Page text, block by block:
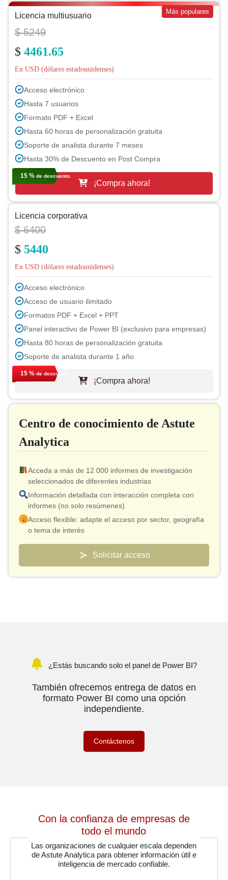
Licencia multiusuario Más populares
$ 5249
$ 4461.65
En USD (dólares estadounidenses)
Acceso electrónico
Hasta 7 usuarios
Formato PDF + Excel
Hasta 60 horas de personalización gratuita
Soporte de analista durante 7 meses
Hasta 30% de Descuento en Post Compra
15 % de descuento.
¡Compra ahora!
Licencia corporativa
$ 6400
$ 5440
En USD (dólares estadounidenses)
Acceso electrónico
Acceso de usuario ilimitado
Formatos PDF + Excel + PPT
Panel interactivo de Power BI (exclusivo para empresas)
Hasta 80 horas de personalización gratuita
Soporte de analista durante 1 año
Actualización gratuita del informe en el próximo ciclo
Actualización gratuita de la industria (dentro de 180 días)
Hasta 40% de Descuento en Post Compra
15 % de descuento.
¡Compra ahora!
Centro de conocimiento de Astute
Analytica
Acceda a más de 12 000 informes de investigación
seleccionados de diferentes industrias
Información detallada con interacción completa con
informes (no solo resúmenes)
Acceso flexible: adapte el acceso por sector, geografía
o tema de interés
Modelo de precios inteligente: costo efectivo desde tan
solo $10 por informe
Conexión de analista incluida para validación y
aclaraciones rápidas
Solicitar acceso
¿Estás buscando solo el panel de Power BI?
También ofrecemos entrega de datos en
formato Power BI como una opción
independiente.
Contáctenos
Con la confianza de empresas de
todo el mundo
Las organizaciones de cualquier escala dependen
de Astute Analytica para obtener información útil e
inteligencia de mercado confiable.